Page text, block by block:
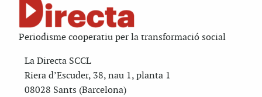
Periodisme cooperatiu per la transformació social
La Directa SCCL
Riera d’Escuder, 38, nau 1, planta 1
08028 Sants (Barcelona)